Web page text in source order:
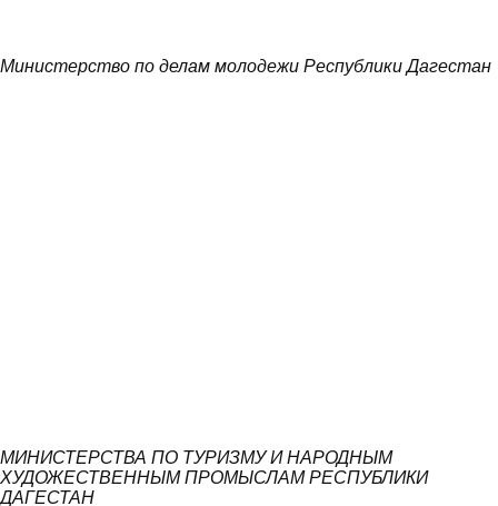
Министерство по делам молодежи Республики Дагестан
МИНИСТЕРСТВА ПО ТУРИЗМУ И НАРОДНЫМ
ХУДОЖЕСТВЕННЫМ ПРОМЫСЛАМ РЕСПУБЛИКИ
ДАГЕСТАН